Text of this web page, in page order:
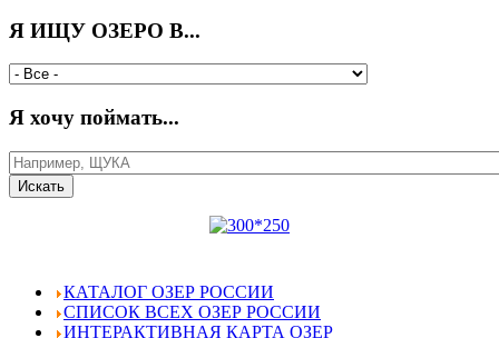
Я ИЩУ ОЗЕРО В...
Я хочу поймать...
КАТАЛОГ ОЗЕР РОССИИ
СПИСОК ВСЕХ ОЗЕР РОССИИ
ИНТЕРАКТИВНАЯ КАРТА ОЗЕР